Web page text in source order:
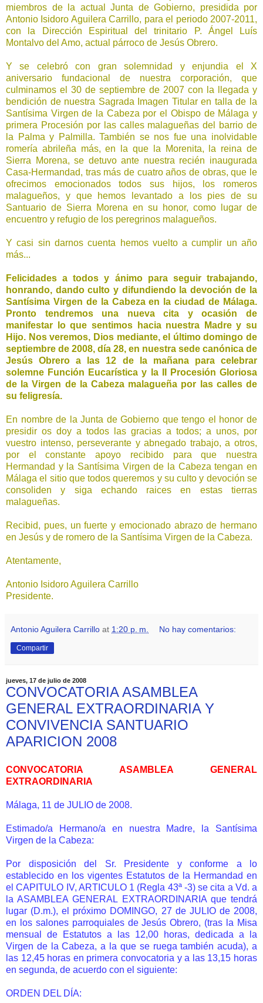
miembros de la actual Junta de Gobierno, presidida por
Antonio Isidoro Aguilera Carrillo, para el periodo 2007-2011,
con la Dirección Espiritual del trinitario P. Ángel Luís
Montalvo del Amo, actual párroco de Jesús Obrero.
Y se celebró con gran solemnidad y enjundia el X
aniversario fundacional de nuestra corporación, que
culminamos el 30 de septiembre de 2007 con la llegada y
bendición de nuestra Sagrada Imagen Titular en talla de la
Santísima Virgen de la Cabeza por el Obispo de Málaga y
primera Procesión por las calles malagueñas del barrio de
la Palma y Palmilla. También se nos fue una inolvidable
romería abrileña más, en la que la Morenita, la reina de
Sierra Morena, se detuvo ante nuestra recién inaugurada
Casa-Hermandad, tras más de cuatro años de obras, que le
ofrecimos emocionados todos sus hijos, los romeros
malagueños, y que hemos levantado a los pies de su
Santuario de Sierra Morena en su honor, como lugar de
encuentro y refugio de los peregrinos malagueños.
Y casi sin darnos cuenta hemos vuelto a cumplir un año
más...
Felicidades a todos y ánimo para seguir trabajando,
honrando, dando culto y difundiendo la devoción de la
Santísima Virgen de la Cabeza en la ciudad de Málaga.
Pronto tendremos una nueva cita y ocasión de
manifestar lo que sentimos hacia nuestra Madre y su
Hijo. Nos veremos, Dios mediante, el último domingo de
septiembre de 2008, día 28, en nuestra sede canónica de
Jesús Obrero a las 12 de la mañana para celebrar
solemne Función Eucarística y la II Procesión Gloriosa
de la Virgen de la Cabeza malagueña por las calles de
su feligresía.
En nombre de la Junta de Gobierno que tengo el honor de
presidir os doy a todos las gracias a todos; a unos, por
vuestro intenso, perseverante y abnegado trabajo, a otros,
por el constante apoyo recibido para que nuestra
Hermandad y la Santísima Virgen de la Cabeza tengan en
Málaga el sitio que todos queremos y su culto y devoción se
consoliden y siga echando raices en estas tierras
malagueñas.
Recibid, pues, un fuerte y emocionado abrazo de hermano
en Jesús y de romero de la Santísima Virgen de la Cabeza.
Atentamente,
Antonio Isidoro Aguilera Carrillo
Presidente.
Antonio Aguilera Carrillo at 1:20 p. m. No hay comentarios:
Compartir
jueves, 17 de julio de 2008
CONVOCATORIA ASAMBLEA
GENERAL EXTRAORDINARIA Y
CONVIVENCIA SANTUARIO
APARICION 2008
CONVOCATORIA ASAMBLEA GENERAL
EXTRAORDINARIA
Málaga, 11 de JULIO de 2008.
Estimado/a Hermano/a en nuestra Madre, la Santísima
Virgen de la Cabeza:
Por disposición del Sr. Presidente y conforme a lo
establecido en los vigentes Estatutos de la Hermandad en
el CAPITULO IV, ARTICULO 1 (Regla 43ª -3) se cita a Vd. a
la ASAMBLEA GENERAL EXTRAORDINARIA que tendrá
lugar (D.m.), el próximo DOMINGO, 27 de JULIO de 2008,
en los salones parroquiales de Jesús Obrero, (tras la Misa
mensual de Estatutos a las 12,00 horas, dedicada a la
Virgen de la Cabeza, a la que se ruega también acuda), a
las 12,45 horas en primera convocatoria y a las 13,15 horas
en segunda, de acuerdo con el siguiente:
ORDEN DEL DÍA: